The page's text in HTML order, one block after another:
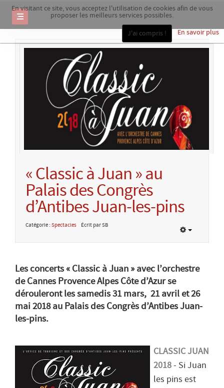
En visitant ce site, vous acceptez l'utilisation de cookies afin de vous
proposer les meilleurs services possibles.
En savoir plus
J'ai compris !
« Classic à Juan » au
Palais des Congrès
d’Antibes Juan-les-pins
Catégorie : Spectacles Écrit par SB
Les concerts « Classic à Juan » avec l’orchestre
de Cannes Provence Alpes Côte d’Azur se
dérouleront les samedis 31 mars, 21 avril et 26
mai 2018 au Palais des Congrès d’Antibes Juan-
les-pins.
CLASSIC JUAN
2018 - Si Juan
les pins est